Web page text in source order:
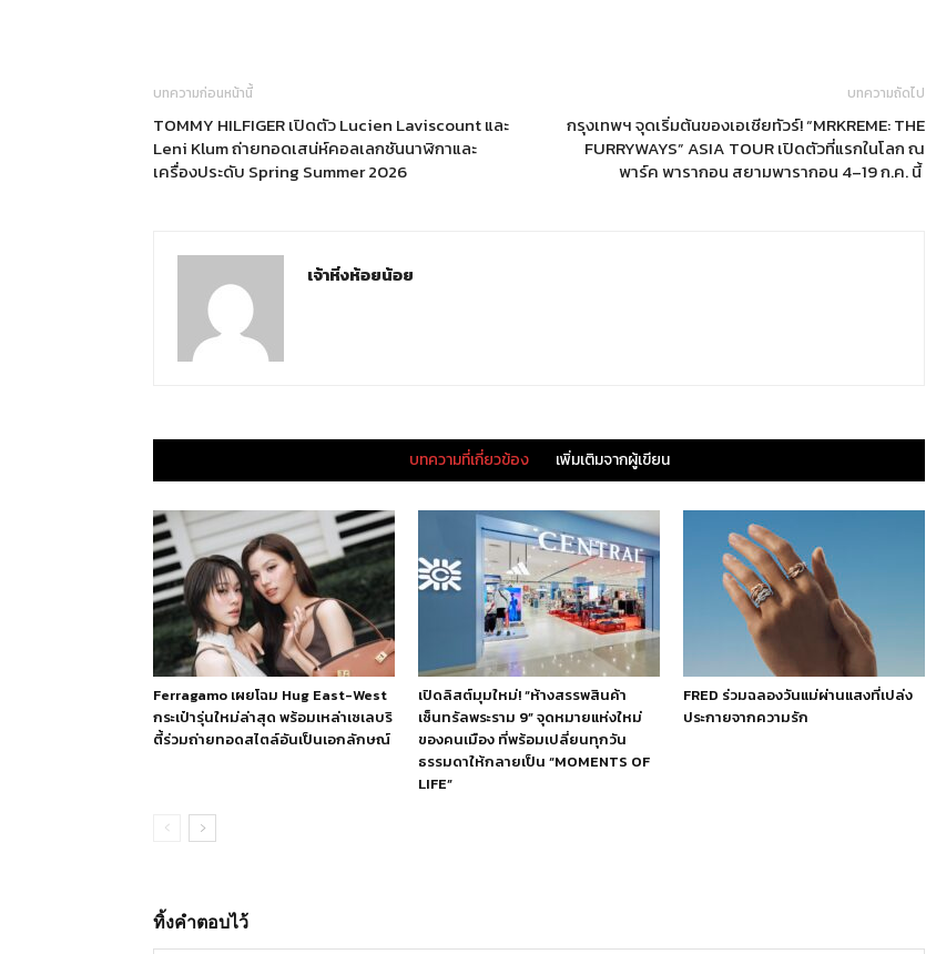
บทความก่อนหน้านี้
TOMMY HILFIGER เปิดตัว Lucien Laviscount และ
Leni Klum ถ่ายทอดเสน่ห์คอลเลกชันนาฬิกาและ
เครื่องประดับ Spring Summer 2026
บทความถัดไป
กรุงเทพฯ จุดเริ่มต้นของเอเชียทัวร์! “MRKREME: THE
FURRYWAYS” ASIA TOUR เปิดตัวที่แรกในโลก ณ
พาร์ค พารากอน สยามพารากอน 4–19 ก.ค. นี้
เจ้าหิ่งห้อยน้อย
บทความที่เกี่ยวข้อง เพิ่มเติมจากผู้เขียน
Ferragamo เผยโฉม Hug East-West
กระเป๋ารุ่นใหม่ล่าสุด พร้อมเหล่าเซเลบริ
ตี้ร่วมถ่ายทอดสไตล์อันเป็นเอกลักษณ์
เปิดลิสต์มุมใหม่! “ห้างสรรพสินค้า
เซ็นทรัลพระราม 9” จุดหมายแห่งใหม่
ของคนเมือง ที่พร้อมเปลี่ยนทุกวัน
ธรรมดาให้กลายเป็น “MOMENTS OF
LIFE”
FRED ร่วมฉลองวันแม่ผ่านแสงที่เปล่ง
ประกายจากความรัก
ทิ้งคำตอบไว้